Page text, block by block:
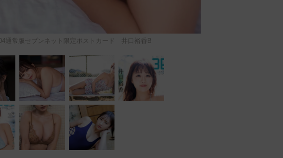
通常版セブンネット限定ポストカード 井口裕香B